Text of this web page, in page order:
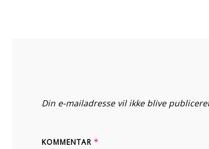
Din e-mailadresse vil ikke blive
KOMMENTAR *